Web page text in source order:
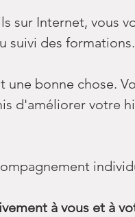
sur Internet, vous
suivi des formations.
bonne chose.
d'améliorer votre
à vous et à